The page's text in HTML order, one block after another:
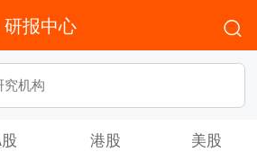
研报中心
港股 美股